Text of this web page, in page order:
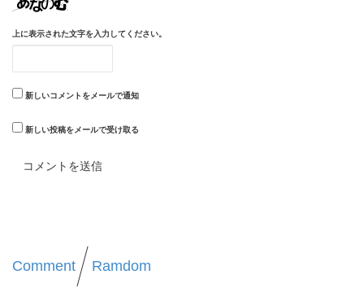
上に表示された文字を入力してください。
新しいコメントをメールで通知
新しい投稿をメールで受け取る
Comment Ramdom